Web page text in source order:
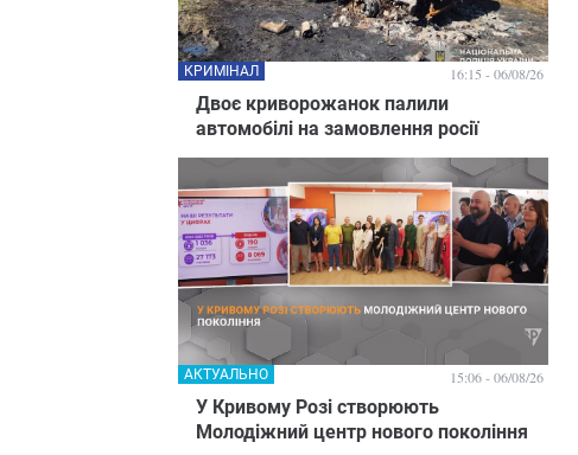
Двоє криворожанок палили
автомобілі на замовлення росії
КРИМІНАЛ 16:15 - 06/08/26
У Кривому Розі створюють
Молодіжний центр нового покоління
АКТУАЛЬНО 15:06 - 06/08/26